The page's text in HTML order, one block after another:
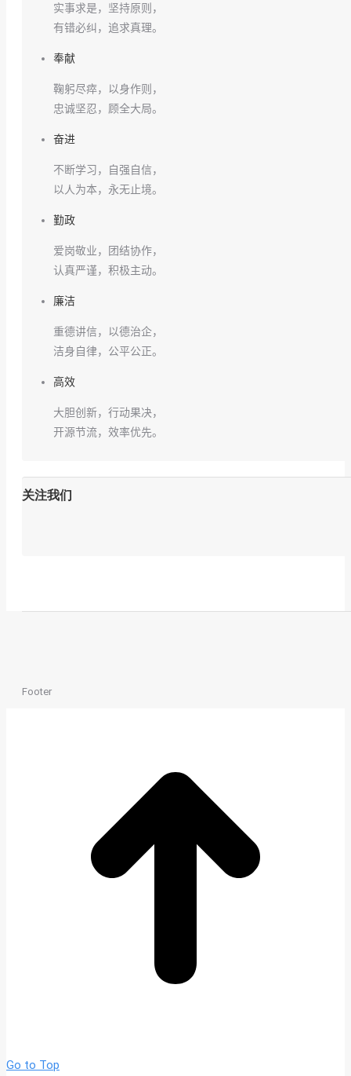
实事求是，坚持原则，
有错必纠，追求真理。
奉献
鞠躬尽瘁，以身作则，
忠诚坚忍，顾全大局。
奋进
不断学习，自强自信，
以人为本，永无止境。
勤政
爱岗敬业，团结协作，
认真严谨，积极主动。
廉洁
重德讲信，以德治企，
洁身自律，公平公正。
高效
大胆创新，行动果决，
开源节流，效率优先。
关注我们
Footer
Go to Top